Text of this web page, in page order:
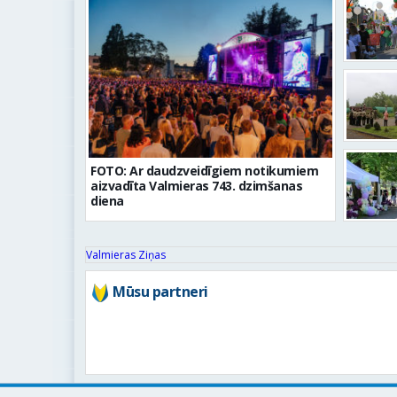
FOTO: Ar daudzveidīgiem notikumiem
aizvadīta Valmieras 743. dzimšanas
diena
Valmieras Ziņas
Mūsu partneri